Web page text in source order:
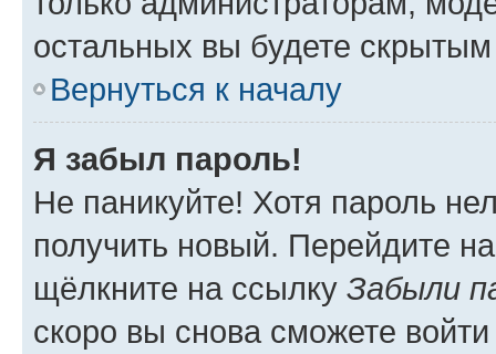
остальных вы будете
Вернуться к началу
Я забыл пароль!
Не паникуйте! Хотя пароль
получить новый. Перейдите
щёлкните на ссылку Забыли
скоро вы снова сможете